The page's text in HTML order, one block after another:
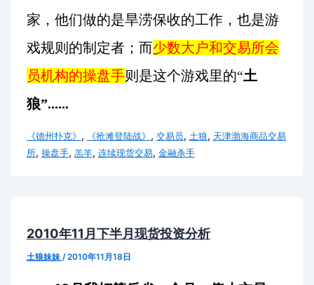
家，他们做的是旱涝保收的工作，也是游
戏规则的制定者；而少数大户和交易所会
员机构的操盘手则是这个游戏里的“土
狼”......
《德州扑克》 , 《抢滩登陆战》 , 交易员, 土狼, 天津渤海商品交易
所, 操盘手, 羔羊, 连续现货交易, 金融杀手
2010年11月下半月现货投资分析
土狼妹妹 /2010年11月18日